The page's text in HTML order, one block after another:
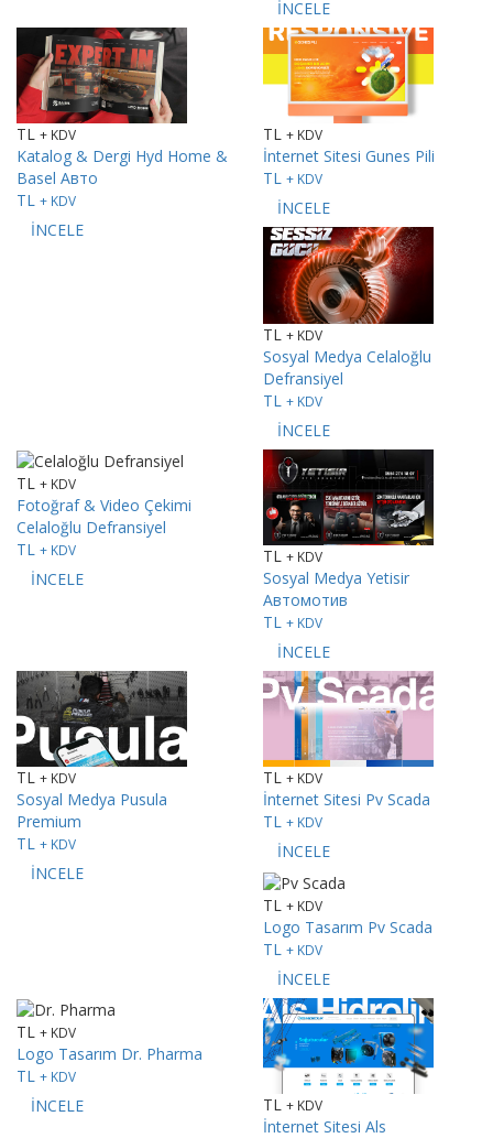
İNCELE
TL + KDV
Katalog & Dergi Hyd Home &
Basel Авто
TL + KDV
İNCELE
TL + KDV
İnternet Sitesi Gunes Pili
TL + KDV
İNCELE
TL + KDV
Sosyal Medya Celaloğlu
Defransiyel
TL + KDV
İNCELE
TL + KDV
Fotoğraf & Video Çekimi
Celaloğlu Defransiyel
TL + KDV
İNCELE
TL + KDV
Sosyal Medya Yetisir
Автомотив
TL + KDV
İNCELE
TL + KDV
Sosyal Medya Pusula
Premium
TL + KDV
İNCELE
TL + KDV
İnternet Sitesi Pv Scada
TL + KDV
İNCELE
TL + KDV
Logo Tasarım Pv Scada
TL + KDV
İNCELE
TL + KDV
Logo Tasarım Dr. Pharma
TL + KDV
İNCELE TL + KDV
İnternet Sitesi Als